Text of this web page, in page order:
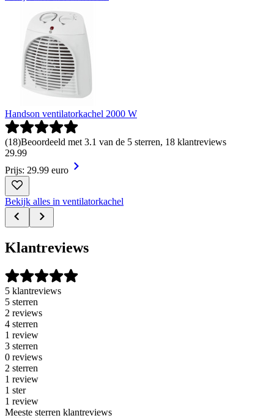
Handson ventilatorkachel 2000 W
(18)Beoordeeld met 3.1 van de 5 sterren, 18 klantreviews
29.99
Prijs: 29.99 euro
Bekijk alles in ventilatorkachel
Klantreviews
5 klantreviews
5 sterren
2 reviews
4 sterren
1 review
3 sterren
0 reviews
2 sterren
1 review
1 ster
1 review
Meeste sterren klantreviews